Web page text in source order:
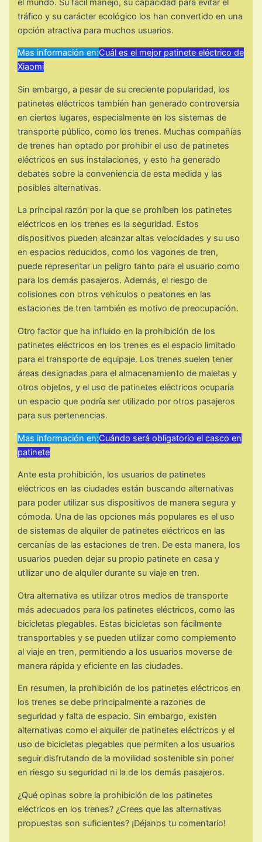
el mundo. Su fácil manejo, su capacidad para evitar el
tráfico y su carácter ecológico los han convertido en una
opción atractiva para muchos usuarios.
Mas información en:Cuál es el mejor patinete eléctrico de
Xiaomi
Sin embargo, a pesar de su creciente popularidad, los
patinetes eléctricos también han generado controversia
en ciertos lugares, especialmente en los sistemas de
transporte público, como los trenes. Muchas compañías
de trenes han optado por prohibir el uso de patinetes
eléctricos en sus instalaciones, y esto ha generado
debates sobre la conveniencia de esta medida y las
posibles alternativas.
La principal razón por la que se prohíben los patinetes
eléctricos en los trenes es la seguridad. Estos
dispositivos pueden alcanzar altas velocidades y su uso
en espacios reducidos, como los vagones de tren,
puede representar un peligro tanto para el usuario como
para los demás pasajeros. Además, el riesgo de
colisiones con otros vehículos o peatones en las
estaciones de tren también es motivo de preocupación.
Otro factor que ha influido en la prohibición de los
patinetes eléctricos en los trenes es el espacio limitado
para el transporte de equipaje. Los trenes suelen tener
áreas designadas para el almacenamiento de maletas y
otros objetos, y el uso de patinetes eléctricos ocuparía
un espacio que podría ser utilizado por otros pasajeros
para sus pertenencias.
Mas información en:Cuándo será obligatorio el casco en
patinete
Ante esta prohibición, los usuarios de patinetes
eléctricos en las ciudades están buscando alternativas
para poder utilizar sus dispositivos de manera segura y
cómoda. Una de las opciones más populares es el uso
de sistemas de alquiler de patinetes eléctricos en las
cercanías de las estaciones de tren. De esta manera, los
usuarios pueden dejar su propio patinete en casa y
utilizar uno de alquiler durante su viaje en tren.
Otra alternativa es utilizar otros medios de transporte
más adecuados para los patinetes eléctricos, como las
bicicletas plegables. Estas bicicletas son fácilmente
transportables y se pueden utilizar como complemento
al viaje en tren, permitiendo a los usuarios moverse de
manera rápida y eficiente en las ciudades.
En resumen, la prohibición de los patinetes eléctricos en
los trenes se debe principalmente a razones de
seguridad y falta de espacio. Sin embargo, existen
alternativas como el alquiler de patinetes eléctricos y el
uso de bicicletas plegables que permiten a los usuarios
seguir disfrutando de la movilidad sostenible sin poner
en riesgo su seguridad ni la de los demás pasajeros.
¿Qué opinas sobre la prohibición de los patinetes
eléctricos en los trenes? ¿Crees que las alternativas
propuestas son suficientes? ¡Déjanos tu comentario!